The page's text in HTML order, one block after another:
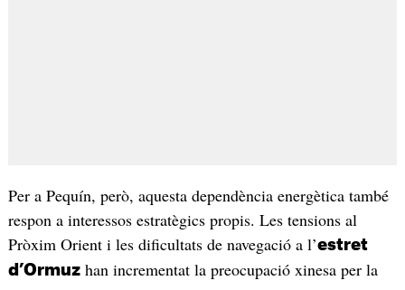
Per a Pequín, però, aquesta dependència energètica també
respon a interessos estratègics propis. Les tensions al
Pròxim Orient i les dificultats de navegació a l’estret
d’Ormuzhan incrementat la preocupació xinesa per la